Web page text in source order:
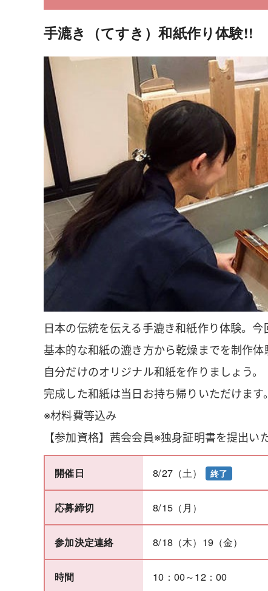
手漉き（てすき）和紙作り体験!!
日本の伝統を伝える手漉き和紙作り体験。今
基本的な和紙の漉き方から乾燥までを制作体
自分だけのオリジナル和紙を作りましょう。
完成した和紙は当日お持ち帰りいただけます
※材料費等込み
【参加資格】茜会会員※独身証明書を提出い
開催日 8/27（土） 終了
応募締切 8/15（月）
参加決定連絡 8/18（木）19（金）
時間 10：00～12：00